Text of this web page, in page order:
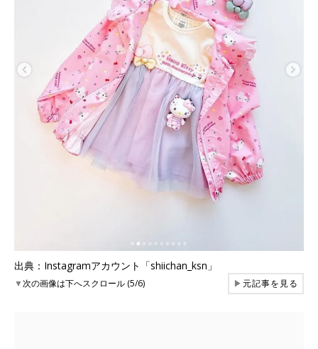
出典：Instagramアカウント「shiichan_ksn」
▼次の画像は下へスクロール (5/6) ▶元記事を見る